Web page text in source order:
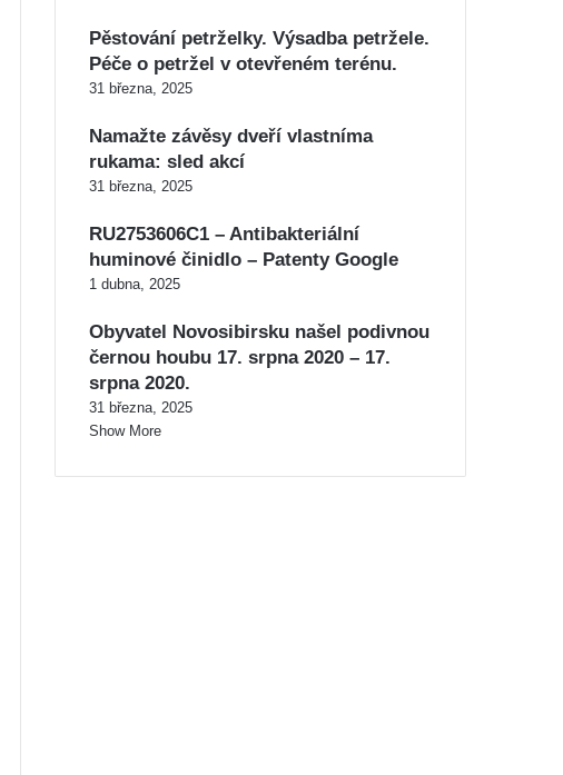
Pěstování petrželky. Výsadba petržele.
Péče o petržel v otevřeném terénu.
31 března, 2025
Namažte závěsy dveří vlastníma
rukama: sled akcí
31 března, 2025
RU2753606C1 – Antibakteriální
huminové činidlo – Patenty Google
1 dubna, 2025
Obyvatel Novosibirsku našel podivnou
černou houbu 17. srpna 2020 – 17.
srpna 2020.
31 března, 2025
Show More